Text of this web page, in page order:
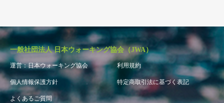
一般社団法人 日本ウォーキング協会（JWA）
運営：日本ウォーキング協会 利用規約
個人情報保護方針 特定商取引法に基づく表記
よくあるご質問